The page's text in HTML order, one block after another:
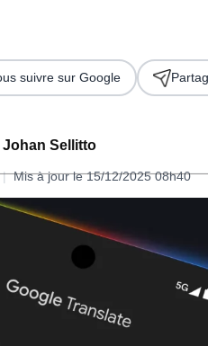
2026
Johan Sellitto
| Mis à jour le 15/12/2025 08h40
suivre sur Google